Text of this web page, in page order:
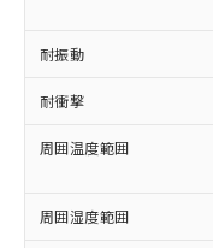
耐振動
耐衝撃
周囲温度範囲
周囲湿度範囲
正式な
様のお
ムロン
在庫状
事前の
(PBDE) 1000ppm
ル) (DEHP)(別名
ルベンジル（
（DBP）
但し、RoHS指令
フタル酸エステ
図的な使用がない
※2 対応予定
ニル類) :
DBP(フタル酸ジ
イソブチル) :
DEHP(フタル酸
「ｅ」：有害
当社は
全に破
いよう
当社は
ル、化
武器並
場合は
一
一
在
い
た
機